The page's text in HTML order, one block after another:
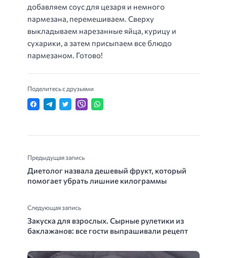
добавляем соус для цезаря и немного
пармезана, перемешиваем. Сверху
выкладываем нарезанные яйца, курицу и
сухарики, а затем присыпаем все блюдо
пармезаном. Готово!
Поделитесь с друзьями
Предыдущая запись
Диетолог назвала дешевый фрукт, который
помогает убрать лишние килограммы
Следующая запись
Закуска для взрослых. Сырные рулетики из
баклажанов: все гости выпрашивали рецепт